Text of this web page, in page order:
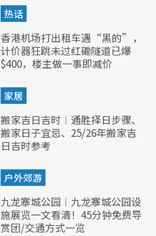
热话
香港机场打出租车遇“黑的”，
计价器狂跳未过红磡隧道已爆
$400，楼主做一事即减价
家居
搬家吉日吉时︱通胜择日步骤、
搬家日子宜忌、25/26年搬家吉
日吉时参考
户外郊游
九龙寨城公园︱九龙寨城公园设
施展览一文看清！45分钟免费导
赏团/交通方式一览